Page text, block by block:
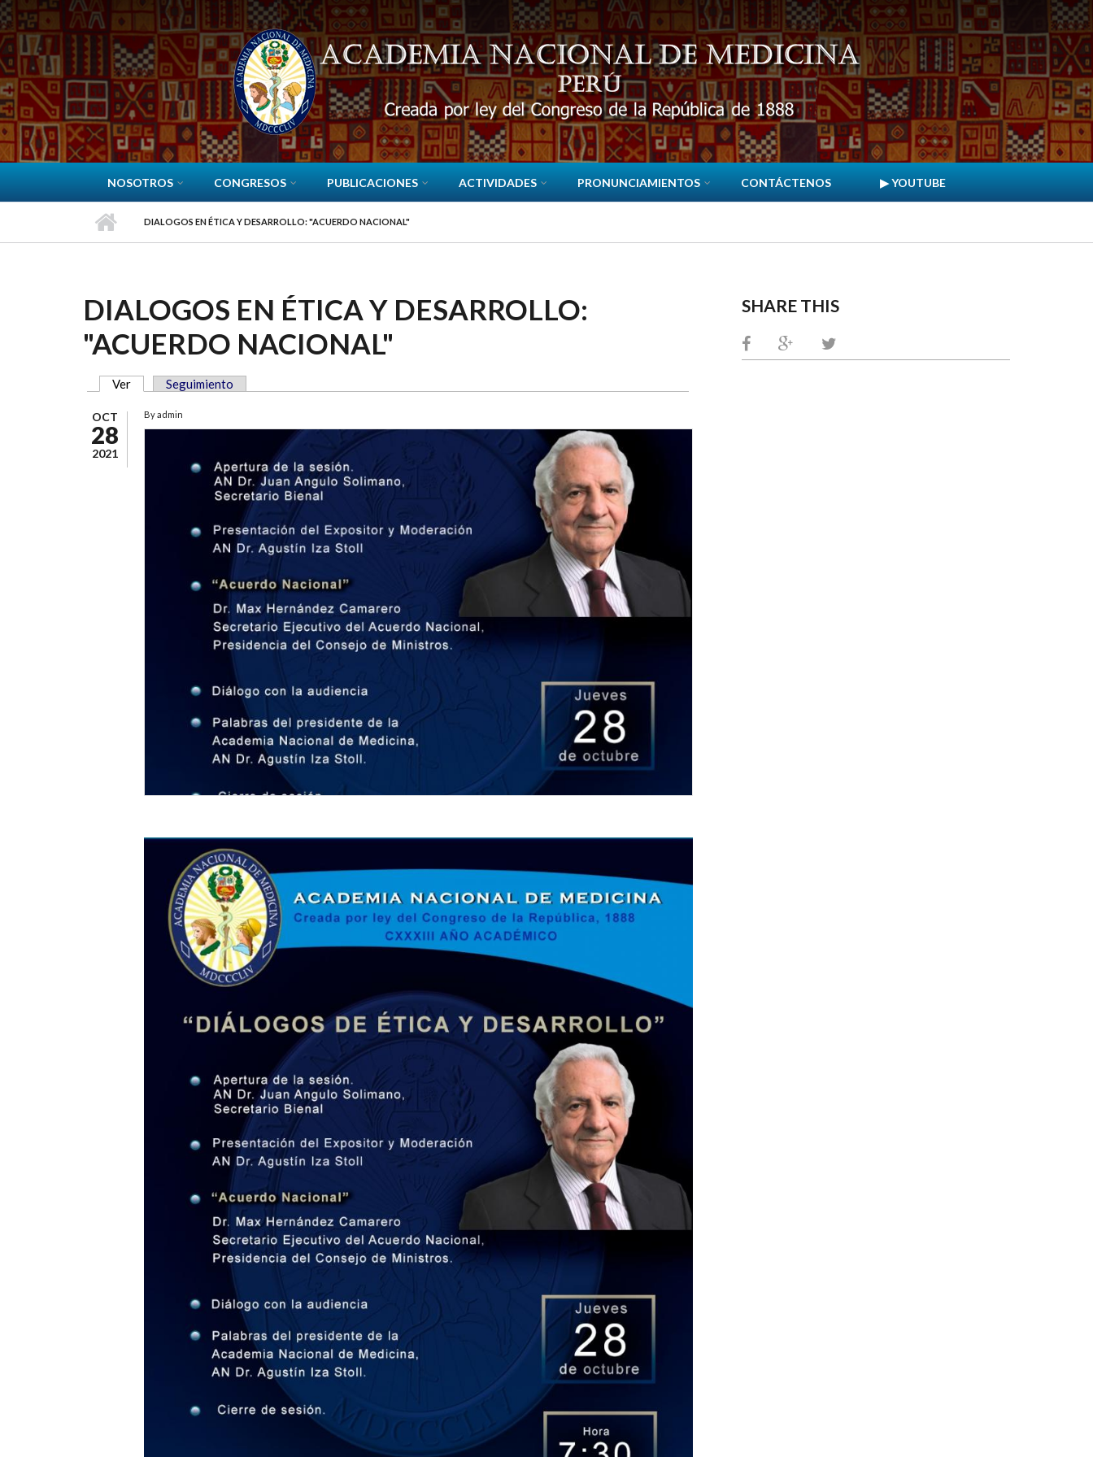
Pasar al contenido principal
NOSOTROS CONGRESOS PUBLICACIONES ACTIVIDADES PRONUNCIAMIENTOS CONTÁCTENOS ▶ YOUTUBE
DIALOGOS EN ÉTICA Y DESARROLLO: "ACUERDO NACIONAL"
DIALOGOS EN ÉTICA Y DESARROLLO:
"ACUERDO NACIONAL"
SOLAPAS PRINCIPALES
Ver (solapa activa)
Seguimiento
OCT
28
2021
Byadmin
SHARE THIS